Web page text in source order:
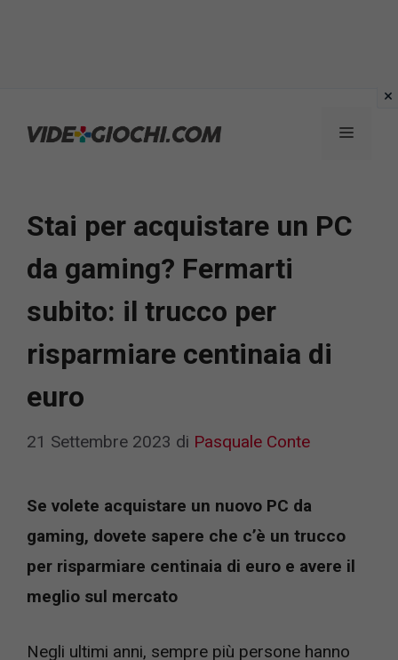
Menu
Stai per acquistare un PC
da gaming? Fermarti
subito: il trucco per
risparmiare centinaia di
euro
21 Settembre 2023 di Pasquale Conte
Se volete acquistare un nuovo PC da
gaming, dovete sapere che c’è un trucco
per risparmiare centinaia di euro e avere il
meglio sul mercato
Negli ultimi anni, sempre più persone hanno